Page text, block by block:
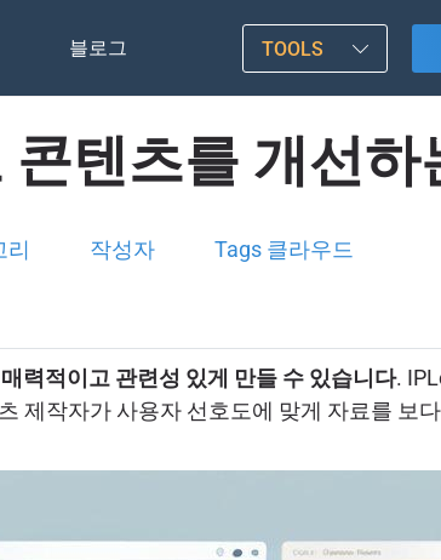
블로그 TOOLS
텐츠를 개선하
리 작성자 Tags 클라우드
력적이고 관련성 있게 만들 수 있습니다.
제작자가 사용자 선호도에 맞게 자료를 보